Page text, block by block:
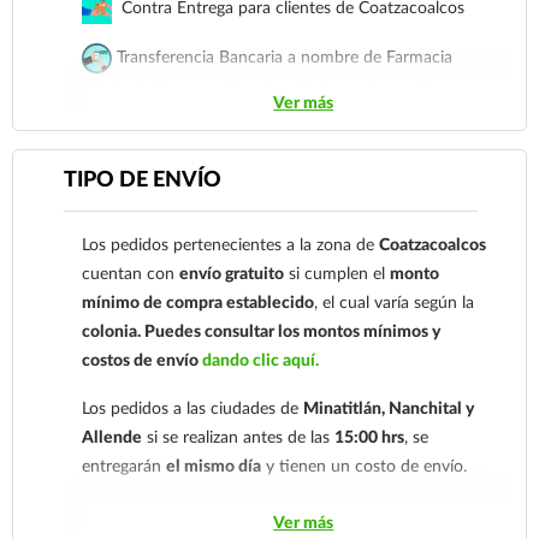
Contra Entrega para clientes de Coatzacoalcos
Transferencia Bancaria a nombre de Farmacia
cuenta: Clave: 014854655008143954
Para esta forma de pago el cliente deberá enviar su
comprobante de pago a al siguiente correo
nuestro
921 261 8491
Ver más
TIPO DE ENVÍO
Los pedidos pertenecientes a la zona deCoatzacoalcos
cuentan conenvío gratuito si cumplen elmonto
mínimo de compra establecido, el cual varía según la
colonia. Puedes consultar los montos mínimos y
costos de envíodando clic aquí.
Los pedidos a las ciudades de Minatitlán, Nanchital y
Allende si se realizan antes de las 15:00 hrs, se
entregaránel mismo día y tienen un costo de envío.
Los pedidos de otras localidades se envían mediante
Ver más